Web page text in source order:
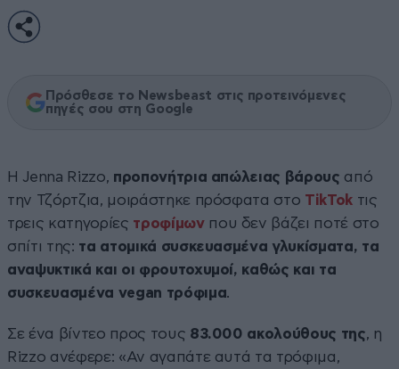
Πρόσθεσε το Newsbeast στις προτεινόμενες
πηγές σου στη Google
Η Jenna Rizzo, προπονήτρια απώλειας βάρους από
την Τζόρτζια, μοιράστηκε πρόσφατα στο TikTok τις
τρεις κατηγορίες τροφίμων που δεν βάζει ποτέ στο
σπίτι της: τα ατομικά συσκευασμένα γλυκίσματα, τα
αναψυκτικά και οι φρουτοχυμοί, καθώς και τα
συσκευασμένα vegan τρόφιμα.
Σε ένα βίντεο προς τους 83.000 ακολούθους της, η
Rizzo ανέφερε: «Αν αγαπάτε αυτά τα τρόφιμα,